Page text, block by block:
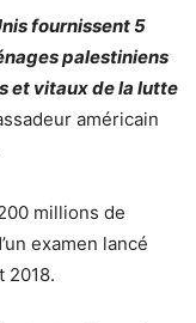
fournissent 5
palestiniens
et vitaux de la lutte
américain
millions de
examen lancé
2018.